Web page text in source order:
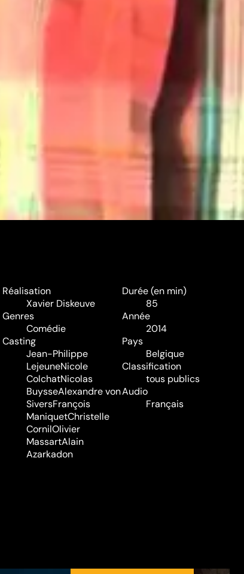
Réalisation
Xavier Diskeuve
Genres
Comédie
Casting
Jean-Philippe
LejeuneNicole
ColchatNicolas
BuysseAlexandre von
SiversFrançois
ManiquetChristelle
CornilOlivier
MassartAlain
Azarkadon
Durée (en min)
85
Année
2014
Pays
Belgique
Classification
tous publics
Audio
Français